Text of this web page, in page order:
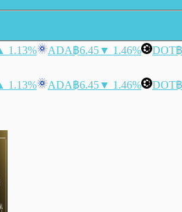
1.13% ADA฿6.45▼ 1.46% DOT
1.13% ADA฿6.45▼ 1.46% DOT